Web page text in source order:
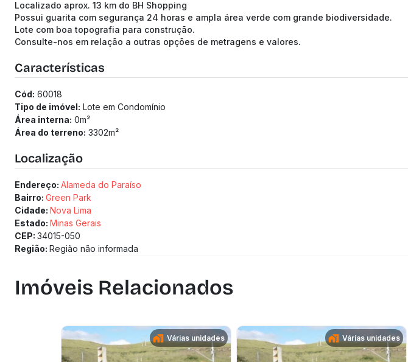
Localizado aprox. 13 km do BH Shopping
Possui guarita com segurança 24 horas e ampla área verde com grande biodiversidade.
Lote com boa topografia para construção.
Consulte-nos em relação a outras opções de metragens e valores.
Características
Cód: 60018
Tipo de imóvel: Lote em Condomínio
Área interna: 0m²
Área do terreno: 3302m²
Localização
Endereço: Alameda do Paraíso
Bairro: Green Park
Cidade: Nova Lima
Estado: Minas Gerais
CEP: 34015-050
Região: Região não informada
Imóveis Relacionados
Várias unidades Várias unidades